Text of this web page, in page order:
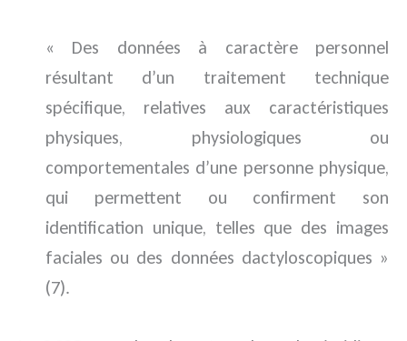
« Des données à caractère personnel
résultant d’un traitement technique
spécifique, relatives aux caractéristiques
physiques, physiologiques ou
comportementales d’une personne physique,
qui permettent ou confirment son
identification unique, telles que des images
faciales ou des données dactyloscopiques »
(7).